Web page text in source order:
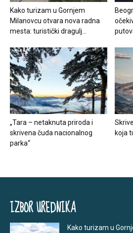
Kako turizam u Gornjem
Milanovcu otvara nova radna
mesta: turistički dragulj...
„Tara – netaknuta priroda i
skrivena čuda nacionalnog
parka“
koja
IZBOR UREDNIKA
Kako turizam u